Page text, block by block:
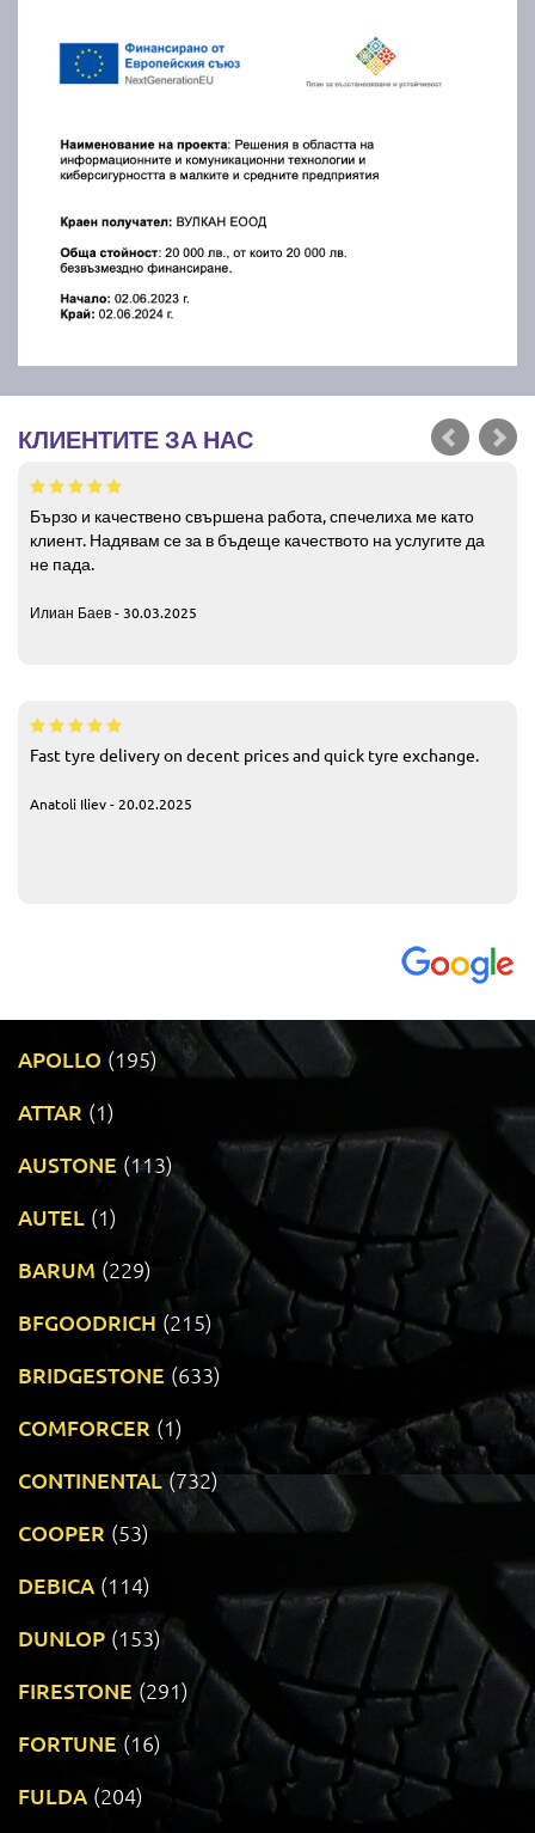
КЛИЕНТИТЕ ЗА НАС
Бързо и качествено свършена работа, спечелиха ме като
клиент. Надявам се за в бъдеще качеството на услугите да
не пада.
Илиан Баев - 30.03.2025
Fast tyre delivery on decent prices and quick tyre exchange.
Anatoli Iliev - 20.02.2025
APOLLO (195)
ATTAR (1)
AUSTONE (113)
AUTEL (1)
BARUM (229)
BFGOODRICH (215)
BRIDGESTONE (633)
COMFORCER (1)
CONTINENTAL (732)
COOPER (53)
DEBICA (114)
DUNLOP (153)
FIRESTONE (291)
FORTUNE (16)
FULDA (204)